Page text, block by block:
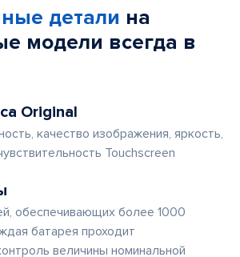
детали на
модели всегда в
Original
качество изображения, яркость,
Touchscreen
обеспечивающих более 1000
батарея проходит
величины номинальной